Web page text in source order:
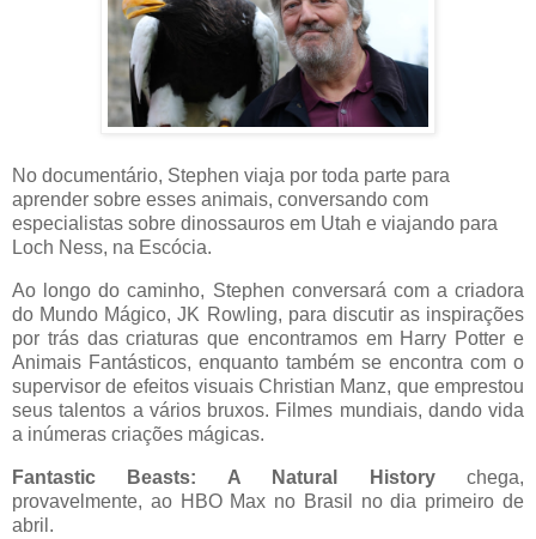
No documentário, Stephen viaja por toda parte para
aprender sobre esses animais, conversando com
especialistas sobre dinossauros em Utah e viajando para
Loch Ness, na Escócia.
Ao longo do caminho, Stephen conversará com a criadora
do Mundo Mágico, JK Rowling, para discutir as inspirações
por trás das criaturas que encontramos em Harry Potter e
Animais Fantásticos, enquanto também se encontra com o
supervisor de efeitos visuais Christian Manz, que emprestou
seus talentos a vários bruxos. Filmes mundiais, dando vida
a inúmeras criações mágicas.
Fantastic Beasts: A Natural History chega,
provavelmente, ao HBO Max no Brasil no dia primeiro de
abril.